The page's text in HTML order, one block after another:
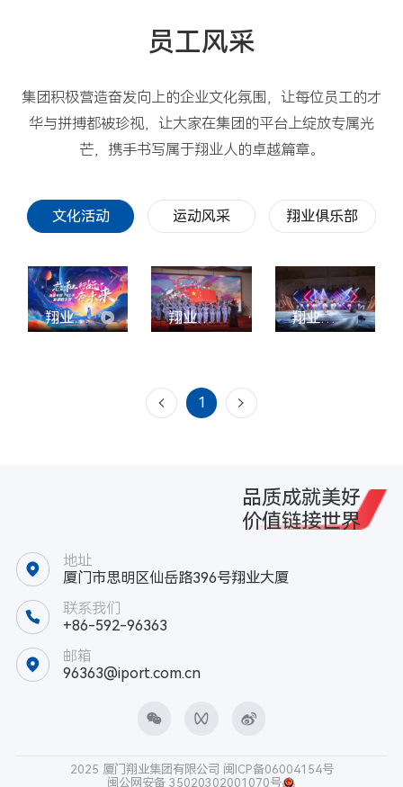
员工风采
集团积极营造奋发向上的企业文化氛围，让每位员工的才
华与拼搏都被珍视，让大家在集团的平台上绽放专属光
芒，携手书写属于翔业人的卓越篇章。
文化活动 运动风采 翔业俱乐部
翔业新春欢乐夜 翔业艺术节 翔业达人秀
1
下一页
品质成就美好
价值链接世界
地址
厦门市思明区仙岳路396号翔业大厦
联系我们
+86-592-96363
邮箱
96363@iport.com.cn
2025 厦门翔业集团有限公司 闽ICP备06004154号
闽公网安备 35020302001070号